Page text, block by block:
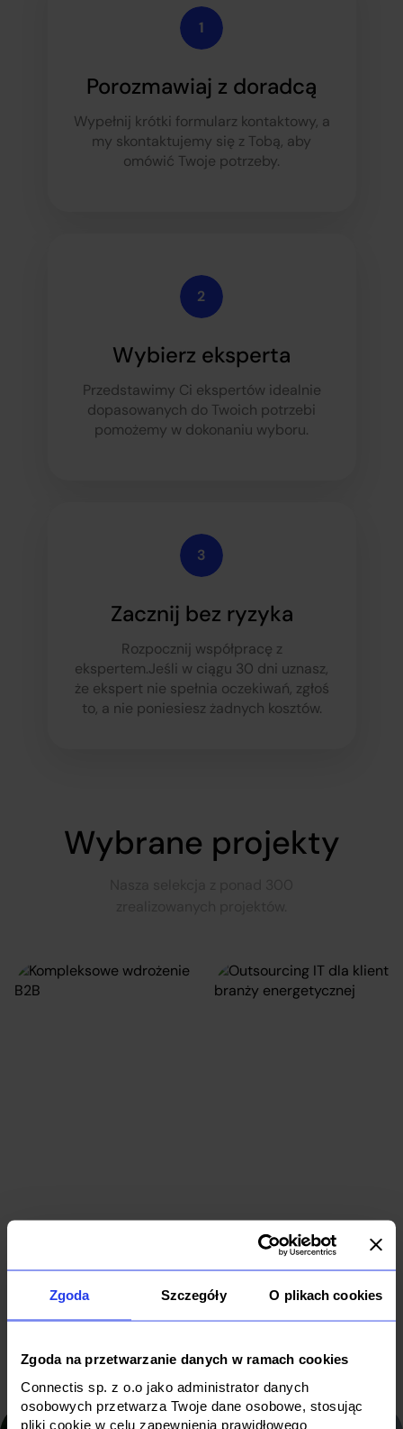
Zgoda Szczegóły O plikach cookies
Zgoda na przetwarzanie danych w ramach cookies
Connectis sp. z o.o jako administrator danych
osobowych przetwarza Twoje dane osobowe, stosując
pliki cookie w celu zapewnienia prawidłowego
Porozmawiaj z doradcą
Wypełnij krótki formularz kontaktowy, a
my skontaktujemy się z Tobą, aby
omówić Twoje potrzeby.
Wybierz eksperta
Przedstawimy Ci ekspertów idealnie
dopasowanych do Twoich potrzebi
pomożemy w dokonaniu wyboru.
Zacznij bez ryzyka
Rozpocznij współpracę z
ekspertem.Jeśli w ciągu 30 dni uznasz,
że ekspert nie spełnia oczekiwań, zgłoś
to, a nie poniesiesz żadnych kosztów.
Wybrane projekty
Data & AI
Cloud
Software
IT Outsourcing